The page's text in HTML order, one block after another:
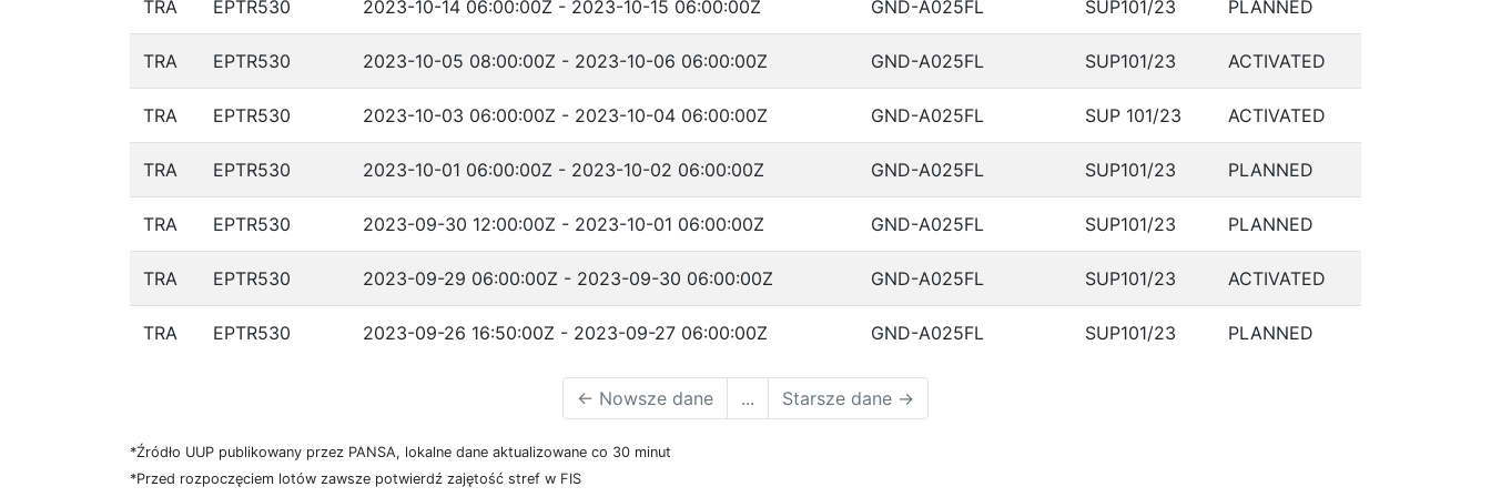
TRA EPTR530 2023-10-14 06:00:00Z - 2023-10-15 06:00:00Z GND-A025FL SUP101/23 PLANNED
TRA EPTR530 2023-10-05 08:00:00Z - 2023-10-06 06:00:00Z GND-A025FL SUP101/23 ACTIVATED
TRA EPTR530 2023-10-03 06:00:00Z - 2023-10-04 06:00:00Z GND-A025FL SUP 101/23 ACTIVATED
TRA EPTR530 2023-10-01 06:00:00Z - 2023-10-02 06:00:00Z GND-A025FL SUP101/23 PLANNED
TRA EPTR530 2023-09-30 12:00:00Z - 2023-10-01 06:00:00Z GND-A025FL SUP101/23 PLANNED
TRA EPTR530 2023-09-29 06:00:00Z - 2023-09-30 06:00:00Z GND-A025FL SUP101/23 ACTIVATED
TRA EPTR530 2023-09-26 16:50:00Z - 2023-09-27 06:00:00Z GND-A025FL SUP101/23 PLANNED
← Nowsze dane ... Starsze dane →
*Źródło UUP publikowany przez PANSA, lokalne dane aktualizowane co 30 minut
*Przed rozpoczęciem lotów zawsze potwierdź zajętość stref w FIS